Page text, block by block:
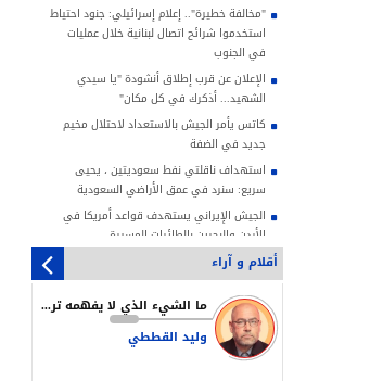
"مخالفة خطيرة".. إعلام إسرائيلي: جنود احتياط
استخدموا شرائح اتصال لبنانية خلال عمليات
في الجنوب
الإعلان عن قرب إطلاق أنشودة "يا سيدي
الشهيد... أذكرك في كل مكان"
كاتس يأمر الجيش بالاستعداد لاحتلال مخيم
جديد في الضفة
استهداف ناقلتي نفط سعوديتين ، يحيى
سريع: سنرد في عمق الأراضي السعودية
الجيش الإيراني يستهدف قواعد أمريكا في
الأردن والبحرين بالطائرات المسيرة
أسكتتها نيران استهداف إسرائيلي
ممداني: مذكرة توقيف نتنياهو قائمة.. لكن
صلاحياتنا القانونية محدودة
الشيخ صبري: الاحتلال يستغل الأعياد اليهودية
أقلام و آراء
ما الشيء الذي لا يفهمه ترامب وإدارته في إيران؟
وليد القططي